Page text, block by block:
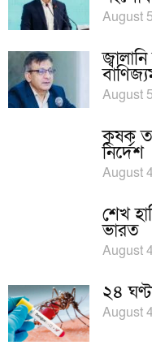
August
August
কৃষক
নির্দেশ
August
শেখ
ভারত
August
২৪
August